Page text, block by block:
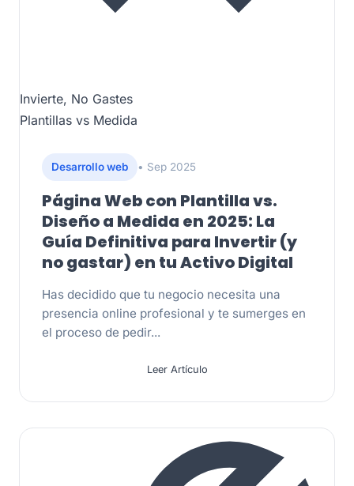
Invierte, No Gastes
Plantillas vs Medida
Desarrollo web • Sep 2025
Página Web con Plantilla vs.
Diseño a Medida en 2025: La
Guía Definitiva para Invertir (y
no gastar) en tu Activo Digital
Has decidido que tu negocio necesita una
presencia online profesional y te sumerges en
el proceso de pedir...
Leer Artículo